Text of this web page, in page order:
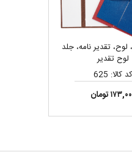
لوح، تقدیر نامه، جلد
لوح تقدیر
کد کالا: 625
تومان